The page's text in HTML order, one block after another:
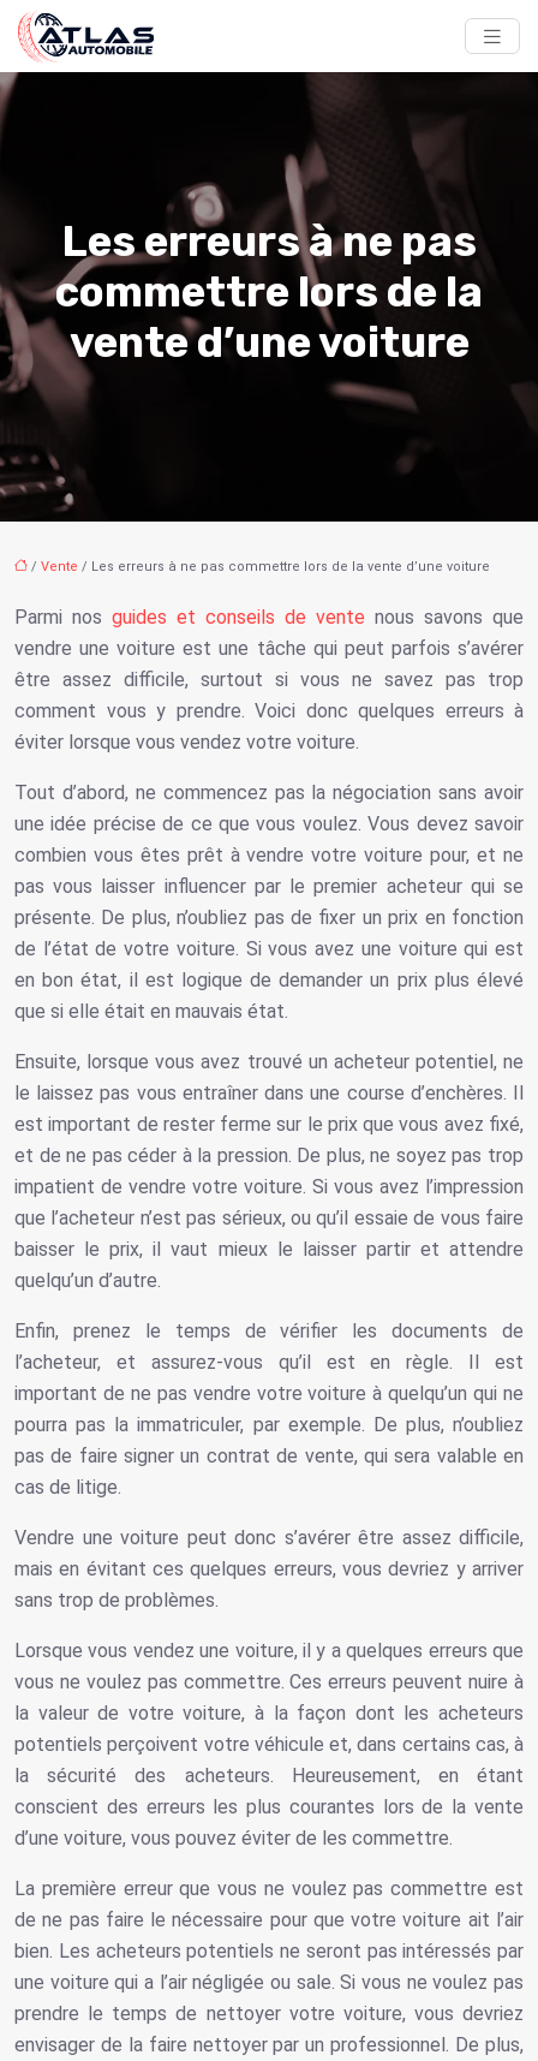
Les erreurs à ne pas
commettre lors de la
vente d’une voiture
/ Vente / Les erreurs à ne pas commettre lors de la vente d’une voiture
Parmi nos guides et conseils de vente nous savons que
vendre une voiture est une tâche qui peut parfois s’avérer
être assez difficile, surtout si vous ne savez pas trop
comment vous y prendre. Voici donc quelques erreurs à
éviter lorsque vous vendez votre voiture.
Tout d’abord, ne commencez pas la négociation sans avoir
une idée précise de ce que vous voulez. Vous devez savoir
combien vous êtes prêt à vendre votre voiture pour, et ne
pas vous laisser influencer par le premier acheteur qui se
présente. De plus, n’oubliez pas de fixer un prix en fonction
de l’état de votre voiture. Si vous avez une voiture qui est
en bon état, il est logique de demander un prix plus élevé
que si elle était en mauvais état.
Ensuite, lorsque vous avez trouvé un acheteur potentiel, ne
le laissez pas vous entraîner dans une course d’enchères. Il
est important de rester ferme sur le prix que vous avez fixé,
et de ne pas céder à la pression. De plus, ne soyez pas trop
impatient de vendre votre voiture. Si vous avez l’impression
que l’acheteur n’est pas sérieux, ou qu’il essaie de vous faire
baisser le prix, il vaut mieux le laisser partir et attendre
quelqu’un d’autre.
Enfin, prenez le temps de vérifier les documents de
l’acheteur, et assurez-vous qu’il est en règle. Il est
important de ne pas vendre votre voiture à quelqu’un qui ne
pourra pas la immatriculer, par exemple. De plus, n’oubliez
pas de faire signer un contrat de vente, qui sera valable en
cas de litige.
Vendre une voiture peut donc s’avérer être assez difficile,
mais en évitant ces quelques erreurs, vous devriez y arriver
sans trop de problèmes.
Lorsque vous vendez une voiture, il y a quelques erreurs que
vous ne voulez pas commettre. Ces erreurs peuvent nuire à
la valeur de votre voiture, à la façon dont les acheteurs
potentiels perçoivent votre véhicule et, dans certains cas, à
la sécurité des acheteurs. Heureusement, en étant
conscient des erreurs les plus courantes lors de la vente
d’une voiture, vous pouvez éviter de les commettre.
La première erreur que vous ne voulez pas commettre est
de ne pas faire le nécessaire pour que votre voiture ait l’air
bien. Les acheteurs potentiels ne seront pas intéressés par
une voiture qui a l’air négligée ou sale. Si vous ne voulez pas
prendre le temps de nettoyer votre voiture, vous devriez
envisager de la faire nettoyer par un professionnel. De plus,